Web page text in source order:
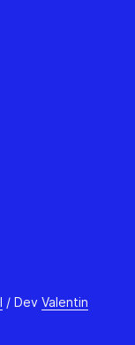
/ Dev Valentin